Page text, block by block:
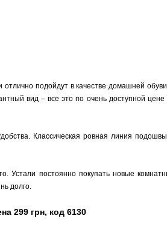
подойдут в качестве домашней
вид – все это по очень доступной цене
Классическая ровная линия
Устали постоянно покупать новые
долго.
299 грн, код 6130